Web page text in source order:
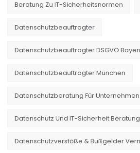
Beratung Zu IT-Sicherheitsnormen
Datenschutzbeauftragter
Datenschutzbeauftragter DSGVO
Datenschutzbeauftragter München
Datenschutzberatung Für Unternehmen
Datenschutz Und IT-Sicherheit Beratung
Datenschutzverstöße & Bußgelder